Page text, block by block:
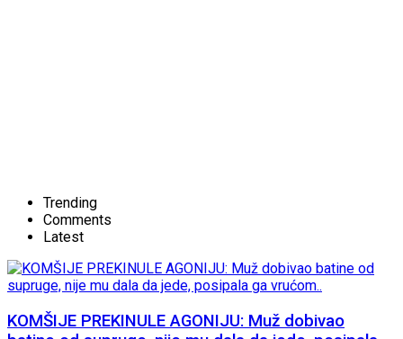
Trending
Comments
Latest
KOMŠIJE PREKINULE AGONIJU: Muž dobivao